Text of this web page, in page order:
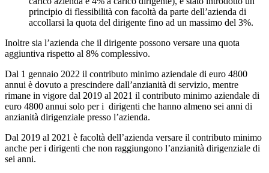
principio di flessibilità con facoltà da parte dell’azienda di
accollarsi la quota del dirigente fino ad un massimo del 3%.
Inoltre sia l’azienda che il dirigente possono versare una quota
aggiuntiva rispetto al 8% complessivo.
Dal 1 gennaio 2022 il contributo minimo aziendale di euro 4800
annui è dovuto a prescindere dall’anzianità di servizio, mentre
rimane in vigore dal 2019 al 2021 il contributo minimo aziendale di
euro 4800 annui solo per i dirigenti che hanno almeno sei anni di
anzianità dirigenziale presso l’azienda.
Dal 2019 al 2021 è facoltà dell’azienda versare il contributo minimo
anche per i dirigenti che non raggiungono l’anzianità dirigenziale di
sei anni.